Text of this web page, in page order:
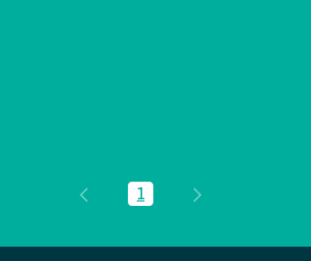
Página
1